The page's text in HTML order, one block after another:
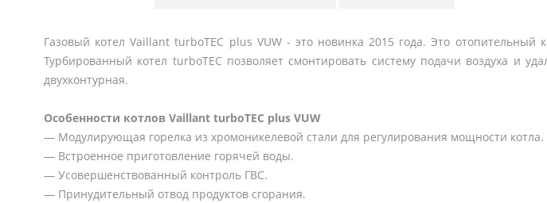
Газовый котел Vaillant turboTEC plus VUW - это новинка 2015 года. Это
Турбированный котел turboTEC позволяет смонтировать систему подачи воздуха и
двухконтурная.
Особенности котлов Vaillant turboTEC plus VUW
— Модулирующая горелка из хромоникелевой стали для регулирования мощности котла.
— Встроенное приготовление горячей воды.
— Усовершенствованный контроль ГВС.
— Принудительный отвод продуктов сгорания.